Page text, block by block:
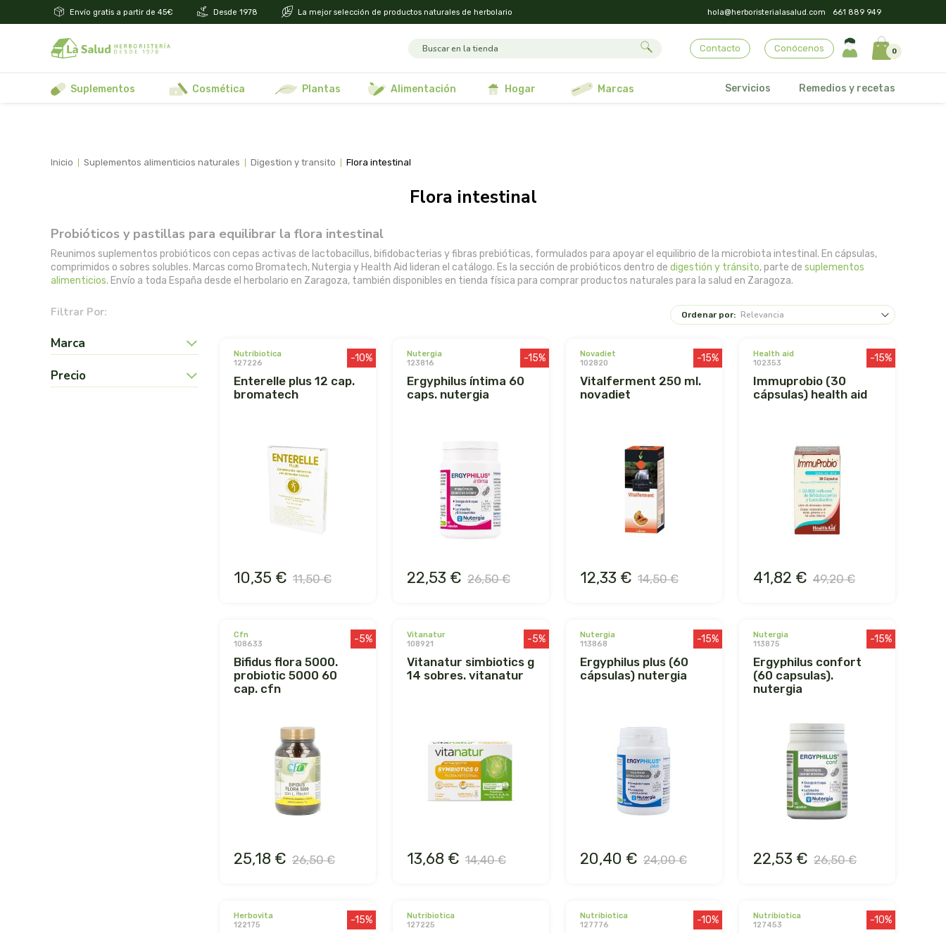
Envío gratis a partir de 45€ Desde 1978 La mejor selección de productos naturales de herbolario hola@herboristerialasalud.com 661 889 949
Contacto Conócenos 0
suplementos cosmética plantas alimentación hogar marcas Servicios Remedios y recetas
inicio suplementos alimenticios naturales digestion y transito flora intestinal
flora intestinal
Probióticos y pastillas para equilibrar la flora intestinal
Reunimos suplementos probióticos con cepas activas de lactobacillus, bifidobacterias y fibras prebióticas, formulados para apoyar el equilibrio de la microbiota intestinal. En cápsulas,
comprimidos o sobres solubles. Marcas como Bromatech, Nutergia y Health Aid lideran el catálogo. Es la sección de probióticos dentro de digestión y tránsito, parte de suplementos
alimenticios. Envío a toda España desde el herbolario en Zaragoza, también disponibles en tienda física para comprar productos naturales para la salud en Zaragoza.
Filtrar Por:
Marca
Precio
Ordenar por:
nutribiotica
127226
enterelle plus 12 cap.
bromatech
-10%
10,35 € 11,50 €
nutergia
123816
ergyphilus íntima 60
caps. nutergia
-15%
22,53 € 26,50 €
novadiet
102820
vitalferment 250 ml.
novadiet
-15%
12,33 € 14,50 €
health aid
102353
immuprobio (30
cápsulas) health aid
-15%
41,82 € 49,20 €
cfn
108633
bifidus flora 5000.
probiotic 5000 60
cap. cfn
-5%
25,18 € 26,50 €
vitanatur
108921
vitanatur simbiotics g
14 sobres. vitanatur
-5%
13,68 € 14,40 €
nutergia
113868
ergyphilus plus (60
cápsulas) nutergia
-15%
20,40 € 24,00 €
nutergia
113875
ergyphilus confort
(60 capsulas).
nutergia
-15%
22,53 € 26,50 €
herbovita
122175
-15%
nutribiotica
127225
nutribiotica
127776
-10%
nutribiotica
127453
-10%